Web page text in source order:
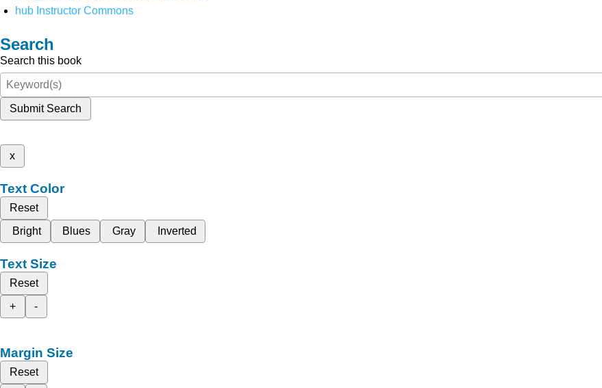
hub Instructor Commons
Search
Search this book
Submit Search
x
Text Color
Reset
Bright
Blues Gray Inverted
Text Size
Reset
+
-
Margin Size
Reset